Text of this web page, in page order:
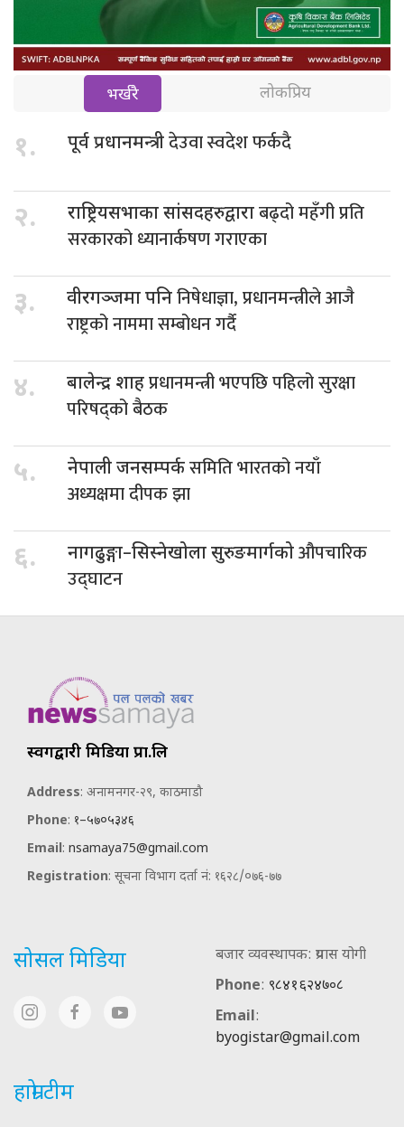
भर्खरै लोकप्रिय
१. पूर्व प्रधानमन्त्रीदेउवा स्वदेश फर्कदै
२. राष्ट्रियसभाका सांसदहरुद्वाराबढ्दो महँगी प्रति
सरकारको ध्यानार्कषण गराएका
३. वीरगञ्जमा पनिनिषेधाज्ञा, प्रधानमन्त्रीले आजै
राष्ट्रको नाममा सम्बोधन गर्दै
४. बालेन्द्र शाहप्रधानमन्त्री भएपछि पहिलो सुरक्षा
परिषद्को बैठक
५. नेपाली जनसम्पर्कसमिति भारतको नयाँ
अध्यक्षमा दीपक झा
६. नागढुङ्गा–सिस्नेखोला सुरुङमार्गकोऔपचारिक
उद्घाटन
स्वर्गद्वारी मिडिया प्रा.लि
Address: अनामनगर-२९, काठमाडौ
Phone: १–५७०५३४६
Email: nsamaya75@gmail.com
Registration: सूचना विभाग दर्ता नं: १६२८/०७६-७७
सोसल मिडिया
बजार व्यवस्थापक: प्रयास योगी
Phone: ९८४१६२४७०८
Email:
byogistar@gmail.com
हाम्रो टीम